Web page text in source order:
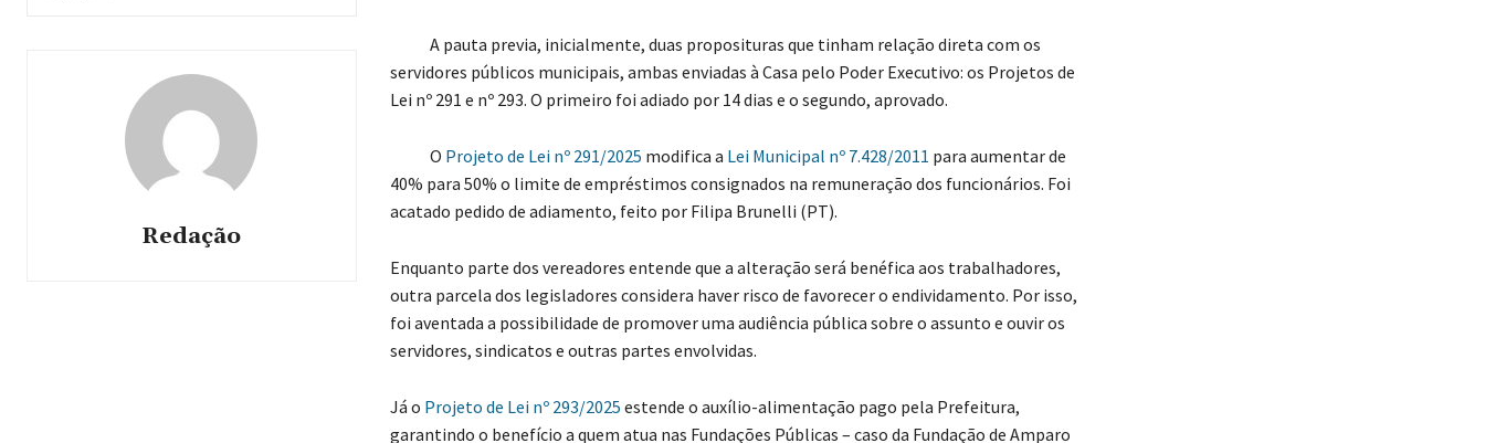
Redação
A pauta previa, inicialmente, duas proposituras que tinham relação direta com os
servidores públicos municipais, ambas enviadas à Casa pelo Poder Executivo: os Projetos de
Lei nº 291 e nº 293. O primeiro foi adiado por 14 dias e o segundo, aprovado.
O Projeto de Lei nº 291/2025 modifica a Lei Municipal nº 7.428/2011 para aumentar de
40% para 50% o limite de empréstimos consignados na remuneração dos funcionários. Foi
acatado pedido de adiamento, feito por Filipa Brunelli (PT).
Enquanto parte dos vereadores entende que a alteração será benéfica aos trabalhadores,
outra parcela dos legisladores considera haver risco de favorecer o endividamento. Por isso,
foi aventada a possibilidade de promover uma audiência pública sobre o assunto e ouvir os
servidores, sindicatos e outras partes envolvidas.
Já o Projeto de Lei nº 293/2025 estende o auxílio-alimentação pago pela Prefeitura,
garantindo o benefício a quem atua nas Fundações Públicas – caso da Fundação de Amparo